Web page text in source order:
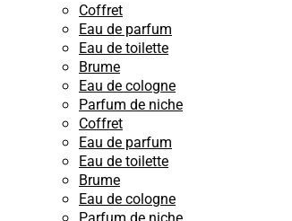
Coffret
Eau de parfum
Eau de toilette
Brume
Eau de cologne
Parfum de niche
Coffret
Eau de parfum
Eau de toilette
Brume
Eau de cologne